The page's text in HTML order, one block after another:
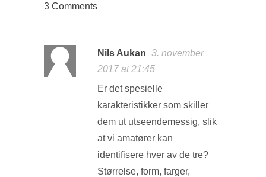
3 Comments
Nils Aukan 3. november
2017 at 21:45
Er det spesielle
karakteristikker som skiller
dem ut utseendemessig, slik
at vi amatører kan
identifisere hver av de tre?
Størrelse, form, farger,